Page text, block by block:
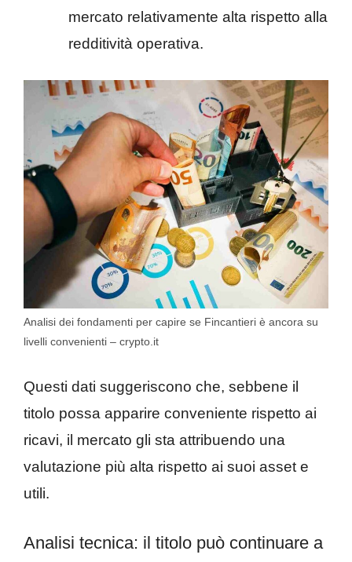
mercato relativamente alta rispetto alla
redditività operativa.
Analisi dei fondamenti per capire se Fincantieri è ancora su
livelli convenienti – crypto.it
Questi dati suggeriscono che, sebbene il
titolo possa apparire conveniente rispetto ai
ricavi, il mercato gli sta attribuendo una
valutazione più alta rispetto ai suoi asset e
utili.
Analisi tecnica: il titolo può continuare a